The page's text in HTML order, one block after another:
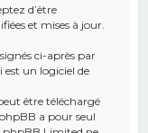
d’être
et mises à jour.
ci-après par
est un logiciel de
être téléchargé
a pour seul